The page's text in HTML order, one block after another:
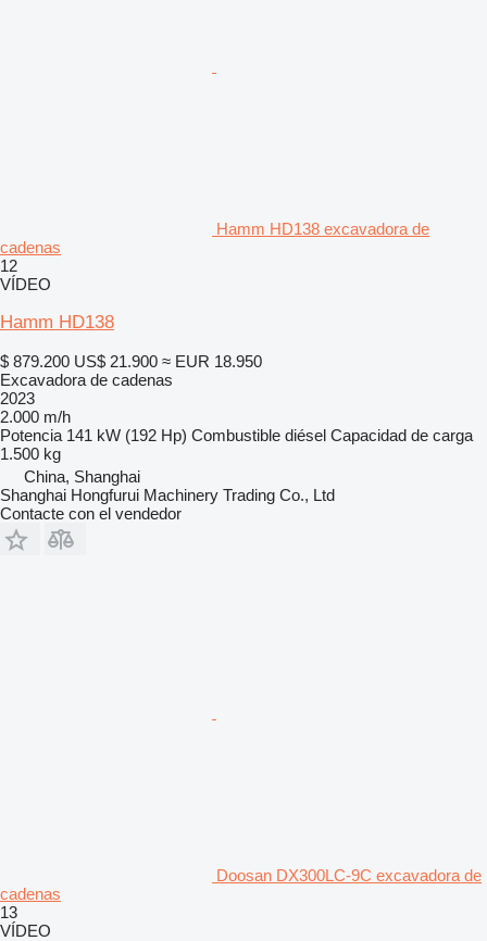
Hamm HD138 excavadora de
cadenas
12
VÍDEO
Hamm HD138
$ 879.200 US$ 21.900 ≈ EUR 18.950
Excavadora de cadenas
2023
2.000 m/h
Potencia 141 kW (192 Hp) Combustible diésel Capacidad de carga
1.500 kg
China, Shanghai
Shanghai Hongfurui Machinery Trading Co., Ltd
Contacte con el vendedor
Doosan DX300LC-9C excavadora de
cadenas
13
VÍDEO